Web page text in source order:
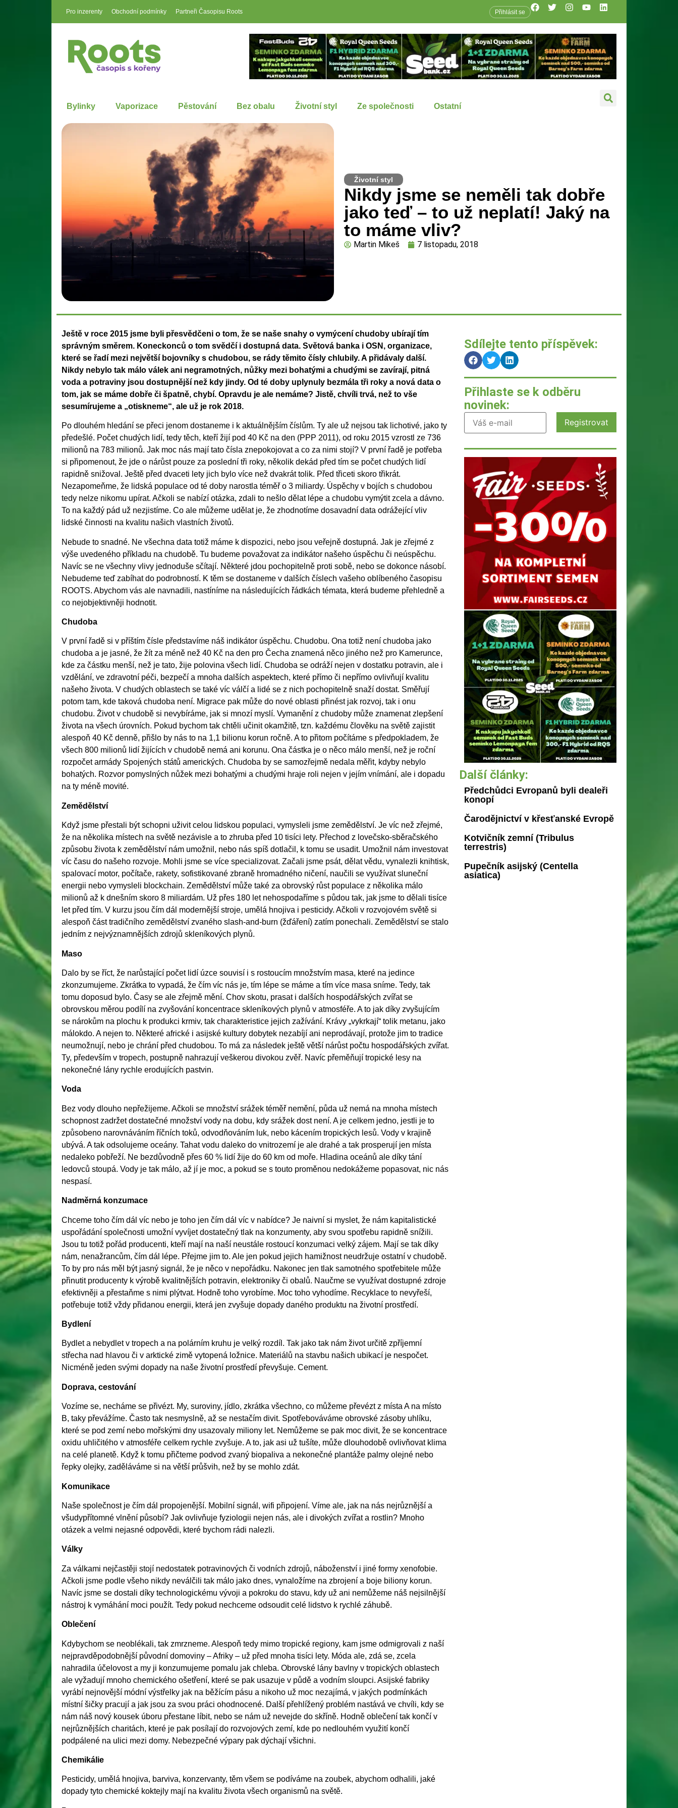
Pro inzerenty Obchodní podmínky Partneři Časopisu Roots Přihlásit se
Bylinky Vaporizace Pěstování Bez obalu Životní styl Ze společnosti Ostatní
Životní styl
Nikdy jsme se neměli tak dobře
jako teď – to už neplatí! Jaký na
to máme vliv?
Martin Mikeš 7 listopadu, 2018
Ještě v roce 2015 jsme byli přesvědčeni o tom, že se naše snahy o vymýcení chudoby ubírají tím
správným směrem. Koneckonců o tom svědčí i dostupná data. Světová banka i OSN, organizace,
které se řadí mezi největší bojovníky s chudobou, se rády těmito čísly chlubily. A přidávaly další.
Nikdy nebylo tak málo válek ani negramotných, nůžky mezi bohatými a chudými se zavírají, pitná
voda a potraviny jsou dostupnější než kdy jindy. Od té doby uplynuly bezmála tři roky a nová data o
tom, jak se máme dobře či špatně, chybí. Opravdu je ale nemáme? Jistě, chvíli trvá, než to vše
sesumírujeme a „otiskneme“, ale už je rok 2018.
Po dlouhém hledání se přeci jenom dostaneme i k aktuálnějším číslům. Ty ale už nejsou tak lichotivé, jako ty
předešlé. Počet chudých lidí, tedy těch, kteří žijí pod 40 Kč na den (PPP 2011), od roku 2015 vzrostl ze 736
milionů na 783 milionů. Jak moc nás mají tato čísla znepokojovat a co za nimi stojí? V první řadě je potřeba
si připomenout, že jde o nárůst pouze za poslední tři roky, několik dekád před tím se počet chudých lidí
rapidně snižoval. Ještě před dvaceti lety jich bylo více než dvakrát tolik. Před třiceti skoro třikrát.
Nezapomeňme, že lidská populace od té doby narostla téměř o 3 miliardy. Úspěchy v bojích s chudobou
tedy nelze nikomu upírat. Ačkoli se nabízí otázka, zdali to nešlo dělat lépe a chudobu vymýtit zcela a dávno.
To na každý pád už nezjistíme. Co ale můžeme udělat je, že zhodnotíme dosavadní data odrážející vliv
lidské činnosti na kvalitu našich vlastních životů.
Nebude to snadné. Ne všechna data totiž máme k dispozici, nebo jsou veřejně dostupná. Jak je zřejmé z
výše uvedeného příkladu na chudobě. Tu budeme považovat za indikátor našeho úspěchu či neúspěchu.
Navíc se ne všechny vlivy jednoduše sčítají. Některé jdou pochopitelně proti sobě, nebo se dokonce násobí.
Nebudeme teď zabíhat do podrobností. K těm se dostaneme v dalších číslech vašeho oblíbeného časopisu
ROOTS. Abychom vás ale navnadili, nastíníme na následujících řádkách témata, která budeme přehledně a
co nejobjektivněji hodnotit.
Chudoba
V první řadě si v příštím čísle představíme náš indikátor úspěchu. Chudobu. Ona totiž není chudoba jako
chudoba a je jasné, že žít za méně než 40 Kč na den pro Čecha znamená něco jiného než pro Kamerunce,
kde za částku menší, než je tato, žije polovina všech lidí. Chudoba se odráží nejen v dostatku potravin, ale i
vzdělání, ve zdravotní péči, bezpečí a mnoha dalších aspektech, které přímo či nepřímo ovlivňují kvalitu
našeho života. V chudých oblastech se také víc válčí a lidé se z nich pochopitelně snaží dostat. Směřují
potom tam, kde taková chudoba není. Migrace pak může do nové oblasti přinést jak rozvoj, tak i onu
chudobu. Život v chudobě si nevybíráme, jak si mnozí myslí. Vymanění z chudoby může znamenat zlepšení
života na všech úrovních. Pokud bychom tak chtěli učinit okamžitě, tzn. každému člověku na světě zajistit
alespoň 40 Kč denně, přišlo by nás to na 1,1 bilionu korun ročně. A to přitom počítáme s předpokladem, že
všech 800 milionů lidí žijících v chudobě nemá ani korunu. Ona částka je o něco málo menší, než je roční
rozpočet armády Spojených států amerických. Chudoba by se samozřejmě nedala měřit, kdyby nebylo
bohatých. Rozvor pomyslných nůžek mezi bohatými a chudými hraje roli nejen v jejím vnímání, ale i dopadu
na ty méně movité.
Zemědělství
Když jsme přestali být schopni uživit celou lidskou populaci, vymysleli jsme zemědělství. Je víc než zřejmé,
že na několika místech na světě nezávisle a to zhruba před 10 tisíci lety. Přechod z lovečsko-sběračského
způsobu života k zemědělství nám umožnil, nebo nás spíš dotlačil, k tomu se usadit. Umožnil nám investovat
víc času do našeho rozvoje. Mohli jsme se více specializovat. Začali jsme psát, dělat vědu, vynalezli knihtisk,
spalovací motor, počítače, rakety, sofistikované zbraně hromadného ničení, naučili se využívat sluneční
energii nebo vymysleli blockchain. Zemědělství může také za obrovský růst populace z několika málo
milionů až k dnešním skoro 8 miliardám. Už přes 180 let nehospodaříme s půdou tak, jak jsme to dělali tisíce
let před tím. V kurzu jsou čím dál modernější stroje, umělá hnojiva i pesticidy. Ačkoli v rozvojovém světě si
alespoň část tradičního zemědělství zvaného slash-and-burn (žďáření) zatím ponechali. Zemědělství se stalo
jedním z nejvýznamnějších zdrojů skleníkových plynů.
Maso
Dalo by se říct, že narůstající počet lidí úzce souvisí i s rostoucím množstvím masa, které na jedince
zkonzumujeme. Zkrátka to vypadá, že čím víc nás je, tím lépe se máme a tím více masa sníme. Tedy, tak
tomu doposud bylo. Časy se ale zřejmě mění. Chov skotu, prasat i dalších hospodářských zvířat se
obrovskou měrou podílí na zvyšování koncentrace skleníkových plynů v atmosféře. A to jak díky zvyšujícím
se nárokům na plochu k produkci krmiv, tak charakteristice jejich zažívání. Krávy „vykrkají“ tolik metanu, jako
málokdo. A nejen to. Některé africké i asijské kultury dobytek nezabíjí ani neprodávají, protože jim to tradice
neumožnují, nebo je chrání před chudobou. To má za následek ještě větší nárůst počtu hospodářských zvířat.
Ty, především v tropech, postupně nahrazují veškerou divokou zvěř. Navíc přeměňují tropické lesy na
nekonečné lány rychle erodujících pastvin.
Voda
Bez vody dlouho nepřežijeme. Ačkoli se množství srážek téměř nemění, půda už nemá na mnoha místech
schopnost zadržet dostatečné množství vody na dobu, kdy srážek dost není. A je celkem jedno, jestli je to
způsobeno narovnáváním říčních toků, odvodňováním luk, nebo kácením tropických lesů. Vody v krajině
ubývá. A tak odsolujeme oceány. Tahat vodu daleko do vnitrozemí je ale drahé a tak prosperují jen místa
nedaleko pobřeží. Ne bezdůvodně přes 60 % lidí žije do 60 km od moře. Hladina oceánů ale díky tání
ledovců stoupá. Vody je tak málo, až jí je moc, a pokud se s touto proměnou nedokážeme popasovat, nic nás
nespasí.
Nadměrná konzumace
Chceme toho čím dál víc nebo je toho jen čím dál víc v nabídce? Je naivní si myslet, že nám kapitalistické
uspořádání společnosti umožní vyvíjet dostatečný tlak na konzumenty, aby svou spotřebu rapidně snížili.
Jsou tu totiž pořád producenti, kteří mají na naší neustále rostoucí konzumaci velký zájem. Mají se tak díky
nám, nenažrancům, čím dál lépe. Přejme jim to. Ale jen pokud jejich hamižnost neudržuje ostatní v chudobě.
To by pro nás měl být jasný signál, že je něco v nepořádku. Nakonec jen tlak samotného spotřebitele může
přinutit producenty k výrobě kvalitnějších potravin, elektroniky či obalů. Naučme se využívat dostupné zdroje
efektivněji a přestaňme s nimi plýtvat. Hodně toho vyrobíme. Moc toho vyhodíme. Recyklace to nevyřeší,
potřebuje totiž vždy přidanou energii, která jen zvyšuje dopady daného produktu na životní prostředí.
Bydlení
Bydlet a nebydlet v tropech a na polárním kruhu je velký rozdíl. Tak jako tak nám život určitě zpříjemní
střecha nad hlavou či v arktické zimě vytopená ložnice. Materiálů na stavbu našich ubikací je nespočet.
Nicméně jeden svými dopady na naše životní prostředí převyšuje. Cement.
Doprava, cestování
Vozíme se, necháme se přivézt. My, suroviny, jídlo, zkrátka všechno, co můžeme převézt z místa A na místo
B, taky převážíme. Často tak nesmyslně, až se nestačím divit. Spotřebováváme obrovské zásoby uhlíku,
které se pod zemí nebo mořskými dny usazovaly miliony let. Nemůžeme se pak moc divit, že se koncentrace
oxidu uhličitého v atmosféře celkem rychle zvyšuje. A to, jak asi už tušíte, může dlouhodobě ovlivňovat klima
na celé planetě. Když k tomu přičteme podvod zvaný biopaliva a nekonečné plantáže palmy olejné nebo
řepky olejky, zaděláváme si na větší průšvih, než by se mohlo zdát.
Komunikace
Naše společnost je čím dál propojenější. Mobilní signál, wifi připojení. Víme ale, jak na nás nejrůznější a
všudypřítomné vlnění působí? Jak ovlivňuje fyziologii nejen nás, ale i divokých zvířat a rostlin? Mnoho
otázek a velmi nejasné odpovědi, které bychom rádi nalezli.
Války
Za válkami nejčastěji stojí nedostatek potravinových či vodních zdrojů, náboženství i jiné formy xenofobie.
Ačkoli jsme podle všeho nikdy neválčili tak málo jako dnes, vynaložíme na zbrojení a boje biliony korun.
Navíc jsme se dostali díky technologickému vývoji a pokroku do stavu, kdy už ani nemůžeme náš nejsilnější
nástroj k vymáhání moci použít. Tedy pokud nechceme odsoudit celé lidstvo k rychlé záhubě.
Oblečení
Kdybychom se neoblékali, tak zmrzneme. Alespoň tedy mimo tropické regiony, kam jsme odmigrovali z naší
nejpravděpodobnější původní domoviny – Afriky – už před mnoha tisíci lety. Móda ale, zdá se, zcela
nahradila účelovost a my ji konzumujeme pomalu jak chleba. Obrovské lány bavlny v tropických oblastech
ale vyžadují mnoho chemického ošetření, které se pak usazuje v půdě a vodním sloupci. Asijské fabriky
vyrábí nejnovější módní výstřelky jak na běžícím pásu a nikoho už moc nezajímá, v jakých podmínkách
místní šičky pracují a jak jsou za svou práci ohodnocené. Další přehlížený problém nastává ve chvíli, kdy se
nám náš nový kousek úboru přestane líbit, nebo se nám už nevejde do skříně. Hodně oblečení tak končí v
nejrůznějších charitách, které je pak posílají do rozvojových zemí, kde po nedlouhém využití končí
podpálené na ulici mezi domy. Nebezpečné výpary pak dýchají všichni.
Chemikálie
Pesticidy, umělá hnojiva, barviva, konzervanty, těm všem se podíváme na zoubek, abychom odhalili, jaké
dopady tyto chemické koktejly mají na kvalitu života všech organismů na světě.
Sdílejte tento příspěvek:
Přihlaste se k odběru
novinek:
Další články:
Předchůdci Evropanů byli dealeři
konopí
Čarodějnictví v křesťanské Evropě
Kotvičník zemní (Tribulus
terrestris)
Pupečník asijský (Centella
asiatica)